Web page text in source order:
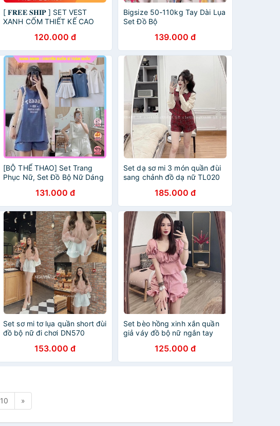
[ 𝐅𝐑𝐄𝐄 𝐒𝐇𝐈𝐏 ] SET VEST
XANH CỐM THIẾT KẾ CAO
120.000 đ
Bigsize 50-110kg Tay Dài Lụa
Set Đồ Bộ
139.000 đ
[BỘ THỂ THAO] Set Trang
Phục Nữ, Set Đồ Bộ Nữ Dáng
KÈM ÁO BRA Phối Quần Ngắn
131.000 đ
Set dạ sơ mi 3 món quần đùi
sang chảnh đồ dạ nữ TL020
185.000 đ
Set sơ mi tơ lụa quần short đùi
đồ bộ nữ đi chơi DN570
153.000 đ
Set bèo hồng xinh xắn quần
giả váy đồ bộ nữ ngắn tay
125.000 đ
10 »